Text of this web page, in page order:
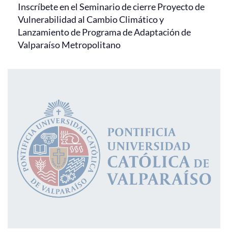
Inscríbete en el Seminario de cierre Proyecto de
Vulnerabilidad al Cambio Climático y
Lanzamiento de Programa de Adaptación de
Valparaíso Metropolitano